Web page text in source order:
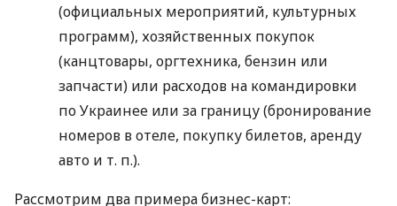
(официальных мероприятий, культурных
программ), хозяйственных покупок
(канцтовары, оргтехника, бензин или
запчасти) или расходов на командировки
по Украинее или за границу (бронирование
номеров в отеле, покупку билетов, аренду
авто и т. п.).
Рассмотрим два примера бизнес-карт: